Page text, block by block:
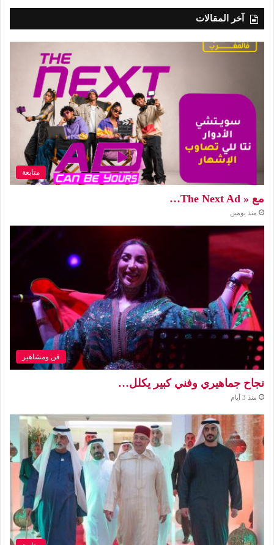
آخر المقالات
متابعة
مع « The Next Ad…
منذ يومين
فن ومشاهير
نجاح جماهيري وفني كبير يكلل…
منذ 3 أيام